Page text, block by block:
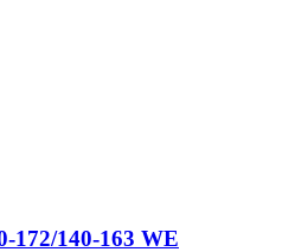
172/140-163 WE